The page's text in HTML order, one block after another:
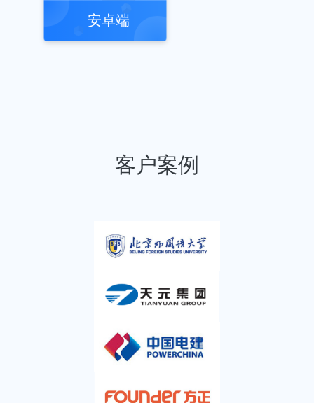
安卓端
客户案例